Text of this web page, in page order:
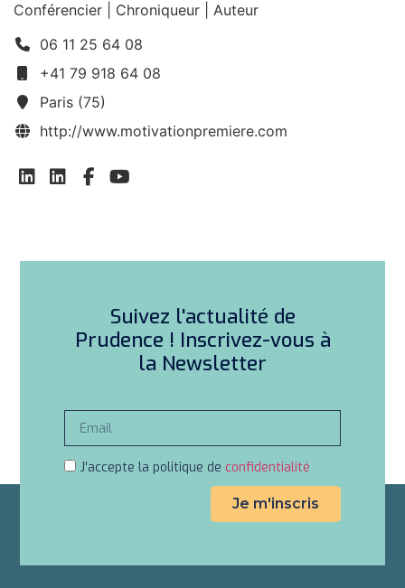
Conférencier | Chroniqueur | Auteur
06 11 25 64 08
+41 79 918 64 08
Paris (75)
http://www.motivationpremiere.com
Suivez l'actualité de
Prudence ! Inscrivez-vous à
la Newsletter
J'accepte la politique de confidentialité
Je m'inscris